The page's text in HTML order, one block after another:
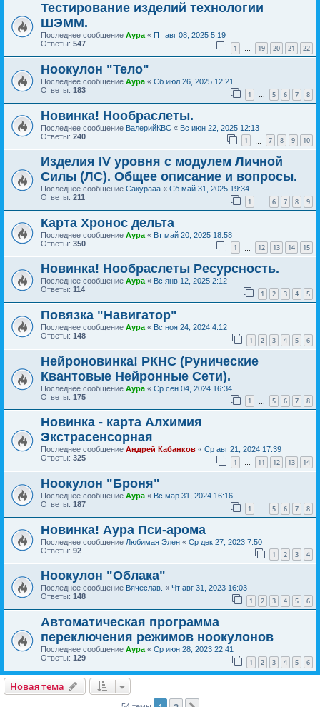
Тестирование изделий технологии
ШЭММ.
Последнее сообщение Аура « Пт авг 08, 2025 5:19
Ответы: 547 1 … 19 20 21 22
Ноокулон "Тело"
Последнее сообщение Аура « Сб июл 26, 2025 12:21
Ответы: 183 1 5 6 7 8
Новинка! Нообраслеты.
Последнее сообщение ВалерийКВС « Вс июн 22, 2025 12:13
Ответы: 240 1 7 8 9 10
Изделия IV уровня с модулем Личной
Силы (ЛС). Общее описание и вопросы.
Последнее сообщение Сакурааа « Сб май 31, 2025 19:34
Ответы: 211 1 … 6 7 8 9
Карта Хронос дельта
Последнее сообщение Аура « Вт май 20, 2025 18:58
Ответы: 350 1 12 13 14 15
Новинка! Нообраслеты Ресурсность.
Последнее сообщение Аура« Вс янв 12, 2025 2:12
Ответы: 114 1 2 3 4 5
Повязка "Навигатор"
Последнее сообщение Аура « Вс ноя 24, 2024 4:12
Ответы: 148 1 2 3 4 5 6
Нейроновинка! РКНС (Рунические
Квантовые Нейронные Сети).
Последнее сообщение Аура « Ср сен 04, 2024 16:34
Ответы: 175 1 5 6 7 8
Новинка - карта Алхимия
Экстрасенсорная
Последнее сообщение Андрей Кабанков « Ср авг 21, 2024 17:39
Ответы: 325 1 … 11 12 13 14
Ноокулон "Броня"
Последнее сообщение Аура « Вс мар 31, 2024 16:16
Ответы: 187 1 … 5 6 7 8
Новинка! Аура Пси-арома
Последнее сообщение Любимая Элен « Ср дек 27, 2023 7:50
Ответы: 92 1 2 3 4
Ноокулон "Облака"
Последнее сообщение Вячеслав. « Чт авг 31, 2023 16:03
Ответы: 148 1 2 3 4 5 6
Автоматическая программа
переключения режимов ноокулонов
Последнее сообщение Аура « Ср июн 28, 2023 22:41
Ответы: 129 1 2 3 4 5 6
Новая тема